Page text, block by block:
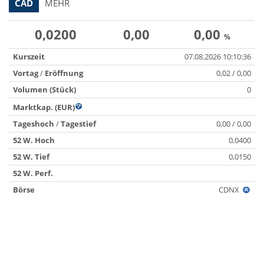
CAD MEHR
0,0200 0,00 0,00 %
Kurszeit
07.08.2026 10:10:36
Vortag/ Eröffnung
0,02 / 0,00
Volumen (Stück)
0
Marktkap. (EUR)
Tageshoch /Tagestief
0,00 / 0,00
52 W. Hoch
0,0400
52 W. Tief
0,0150
52 W. Perf.
Börse
CDNX